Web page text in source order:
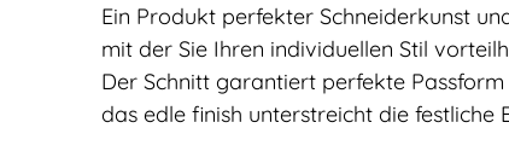
Ein Produkt perfekter Schneiderkunst
mit der Sie Ihren individuellen Stil
Der Schnitt garantiert perfekte Passform
das edle finish unterstreicht die festliche